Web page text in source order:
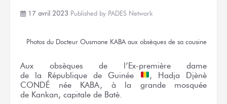
17 avril 2023 Published by PADES Network
Photos du Docteur Ousmane KABA aux obsèques de sa cousine
Aux obsèques de l’Ex-premièredame
de la République
de Guinée , Hadja Djènè
CONDÉ née KABA, à la grandemosquée
de Kankan, capitale de Batè.